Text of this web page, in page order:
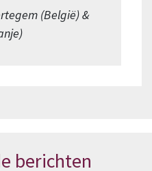
(België) &
berichten